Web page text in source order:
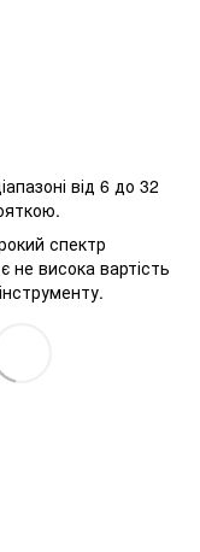
від 6 до 32
спектр
не висока вартість